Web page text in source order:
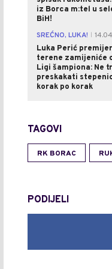
iz Borca m:tel u
BiH!
SREĆNO, LUKA!
Luka Perić
terene zamijeniće
Ligi šampiona: Ne
preskakati
korak po korak
TAGOVI
RK BORAC
PODIJELI